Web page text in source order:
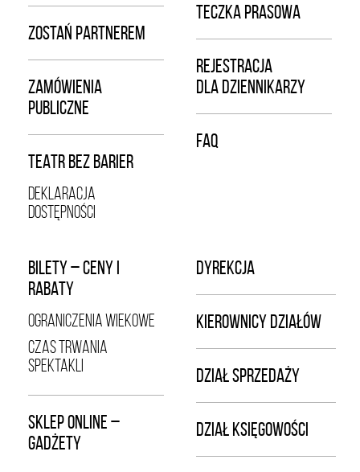
ZOSTAŃ PARTNEREM
ZAMÓWIENIA
PUBLICZNE
TEATR BEZ BARIER
DEKLARACJA
DOSTĘPNOŚCI
TECZKA PRASOWA
REJESTRACJA
DLA DZIENNIKARZY
FAQ
BILETY – CENY I
RABATY
OGRANICZENIA WIEKOWE
CZAS TRWANIA
SPEKTAKLI
SKLEP ONLINE –
GADŻETY
DYREKCJA
KIEROWNICY DZIAŁÓW
DZIAŁ SPRZEDAŻY
DZIAŁ KSIĘGOWOŚCI